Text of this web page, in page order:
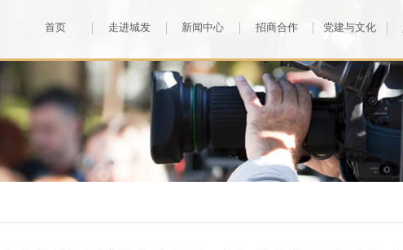
首页 走进城发 新闻中心 招商合作 党建与文化